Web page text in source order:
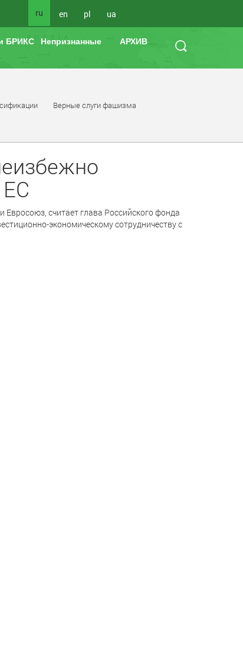
ru en pl ua
БРИКС Непризнанные АРХИВ
Верные слуги фашизма
считает глава Российского фонда
экономическому сотрудничеству с